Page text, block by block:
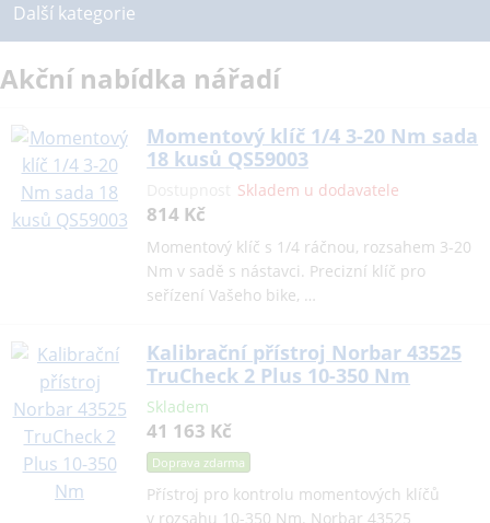
Další kategorie
Akční nabídka nářadí
Momentový klíč 1/4 3-20 Nm sada
18 kusů QS59003
Skladem u dodavatele
814 Kč
Momentový klíč s 1/4 ráčnou, rozsahem 3-20
Nm v sadě s nástavci. Precizní klíč pro
seřízení Vašeho bike, …
Kalibrační přístroj Norbar 43525
TruCheck 2 Plus 10-350 Nm
Skladem
41 163 Kč
Doprava zdarma
Přístroj pro kontrolu momentových klíčů
v rozsahu 10-350 Nm. Norbar 43525